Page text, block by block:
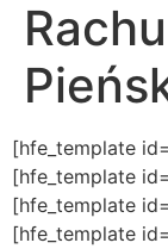
[hfe_template
[hfe_template
[hfe_template
[hfe_template